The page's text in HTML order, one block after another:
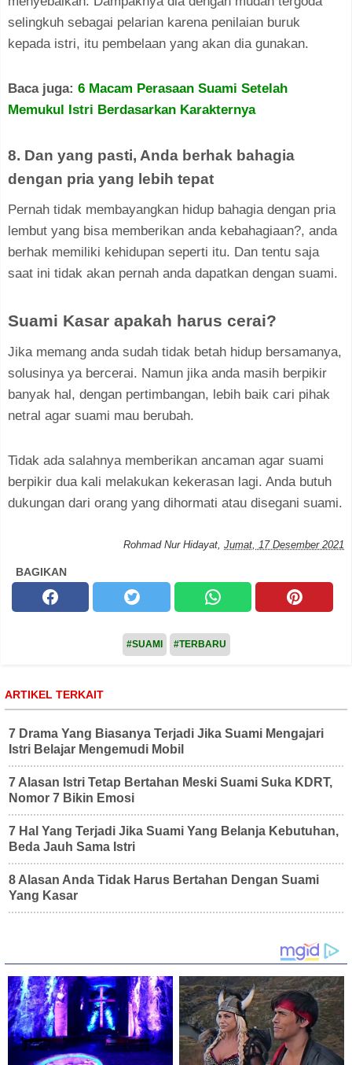
selingkuh sebagai pelarian karena penilaian buruk
kepada istri, itu pembelaan yang akan dia gunakan.
Baca juga: 6 Macam Perasaan Suami Setelah
Memukul Istri Berdasarkan Karakternya
8. Dan yang pasti, Anda berhak bahagia
dengan pria yang lebih tepat
Pernah tidak membayangkan hidup bahagia dengan pria
lembut yang bisa memberikan anda kebahagiaan?, anda
berhak memiliki kehidupan seperti itu. Dan tentu saja
saat ini tidak akan pernah anda dapatkan dengan suami.
Suami Kasar apakah harus cerai?
Jika memang anda sudah tidak betah hidup bersamanya,
solusinya ya bercerai. Namun jika anda masih berpikir
banyak hal, dengan pertimbangan, lebih baik cari pihak
netral agar suami mau berubah.
Tidak ada salahnya memberikan ancaman agar suami
berpikir dua kali melakukan kekerasan lagi. Anda butuh
dukungan dari orang yang dihormati atau disegani suami.
Rohmad Nur Hidayat, Jumat, 17 Desember 2021
BAGIKAN
#SUAMI #TERBARU
ARTIKEL TERKAIT
7 Drama Yang Biasanya Terjadi Jika Suami Mengajari
Istri Belajar Mengemudi Mobil
7 Alasan Istri Tetap Bertahan Meski Suami Suka KDRT,
Nomor 7 Bikin Emosi
7 Hal Yang Terjadi Jika Suami Yang Belanja Kebutuhan,
Beda Jauh Sama Istri
8 Alasan Anda Tidak Harus Bertahan Dengan Suami
Yang Kasar